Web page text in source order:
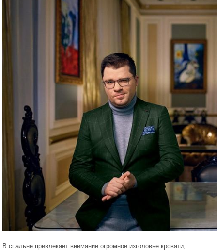
В спальне привлекает внимание огромное изголовье кровати,